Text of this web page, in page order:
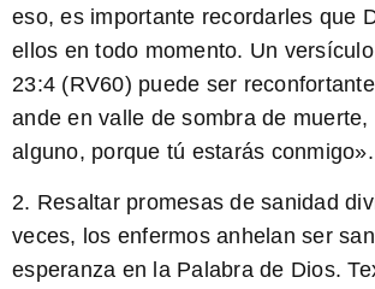
eso, es importante recordarles que
ellos en todo momento. Un
23:4 (RV60) puede ser
ande en valle de sombra de muerte,
alguno, porque tú estarás conmigo».
2. Resaltar promesas de sanidad
veces, los enfermos anhelan ser
esperanza en la Palabra de Dios.